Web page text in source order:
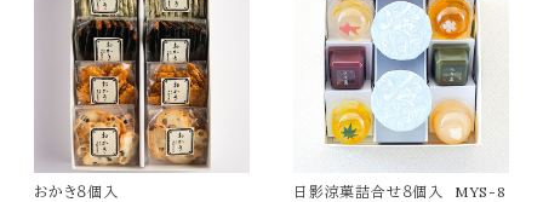
おかき８個入 日影涼菓詰合せ８個入 MYS-8